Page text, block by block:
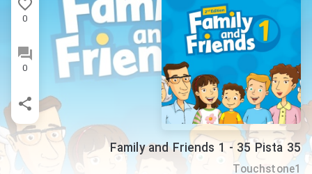
0
0
Family and Friends 1 - 35 Pista 35
Touchstone1